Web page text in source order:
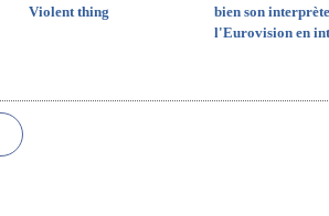
Violent thing
bien son
l'Eurovision en